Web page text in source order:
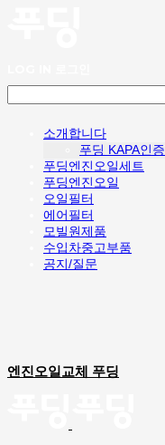
소개합니다
푸딩 KAPA인증
푸딩엔진오일세트
푸딩엔진오일
오일필터
에어필터
모빌원제품
수입차중고부품
공지/질문
엔진오일교체 푸딩